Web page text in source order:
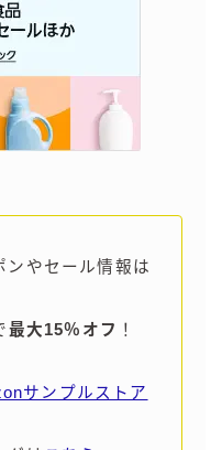
ンやセール情報は
最大15％オフ ！
サンプルストア